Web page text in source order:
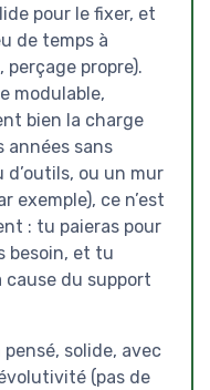
pour le fixer, et
de temps à
perçage propre).
modulable,
bien la charge
sans
d’outils, ou un mur
exemple), ce n’est
: tu paieras pour
besoin, et tu
cause du support
solide, avec
(pas de